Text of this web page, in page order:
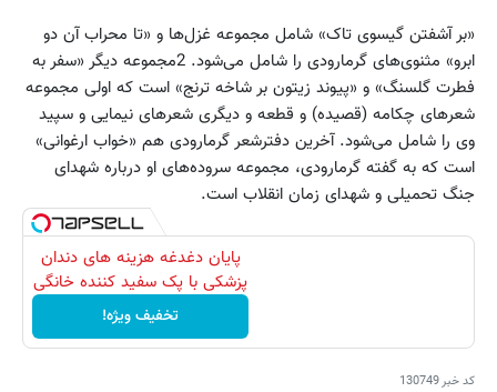
«بر آشفتن گیسوی تاک» شامل مجموعه غزل‌ها و «تا محراب آن دو
ابرو» مثنوی‌های گرمارودی را شامل می‌شود. 2مجموعه دیگر «سفر به
فطرت گلسنگ» و «پیوند زیتون بر شاخه ترنج» است که اولی مجموعه
شعرهای چکامه (قصیده) و قطعه و دیگری شعرهای نیمایی و سپید
وی را شامل می‌شود. آخرین دفتر‌شعر گرمارودی هم «خواب ارغوانی»
است که به گفته گرمارودی، مجموعه سروده‌های او درباره شهدای
جنگ تحمیلی و شهدای زمان انقلاب است.
پایان دغدغه هزینه های دندان
پزشکی با پک سفید کننده خانگی
تخفیف ویژه!
کد خبر130749